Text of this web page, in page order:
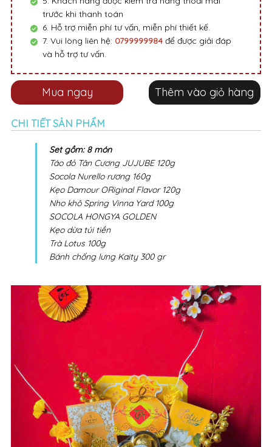
trước khi thanh toán
6. Hỗ trợ miễn phí tư vấn, miễn phí thiết kế.
7. Vui lòng liên hệ: 0799999984 để được giải đáp
và hỗ trợ tư vấn.
Thêm vào giỏ hàng
Mua ngay
CHI TIẾT SẢN PHẨM
Set gồm: 8 món
Táo đỏ Tân Cương JUJUBE 120g
Socola Nurello rương 160g
Kẹo Damour ORiginal Flavor 120g
Nho khô Spring Vinna Yard 100g
SOCOLA HONGYA GOLDEN
Kẹo dừa túi tiền
Trà Lotus 100g
Bánh chống lưng Kaity 300 gr